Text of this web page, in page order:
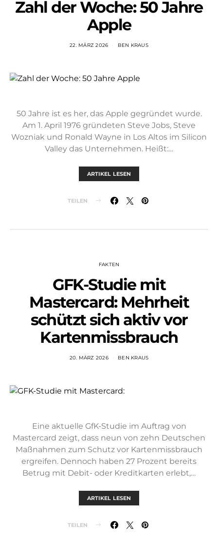
Zahl der Woche: 50 Jahre
Apple
22. MÄRZ 2026 BEN KRAUS
50 Jahre ist es her, das Apple gegründet wurde.
Am 1. April 1976 gründeten Steve Jobs, Steve
Wozniak und Ronald Wayne in Los Altos im Silicon
Valley das Unternehmen. Heißt:…
ARTIKEL LESEN
TEILEN
FAKTEN
GFK-Studie mit
Mastercard: Mehrheit
schützt sich aktiv vor
Kartenmissbrauch
20. MÄRZ 2026 BEN KRAUS
Eine aktuelle GfK-Studie im Auftrag von
Mastercard zeigt, dass neun von zehn Deutschen
Maßnahmen zum Schutz vor Kartenmissbrauch
ergreifen. Dennoch haben 27 Prozent bereits
Betrug mit Debit- oder Kreditkarten erlebt,…
ARTIKEL LESEN
TEILEN